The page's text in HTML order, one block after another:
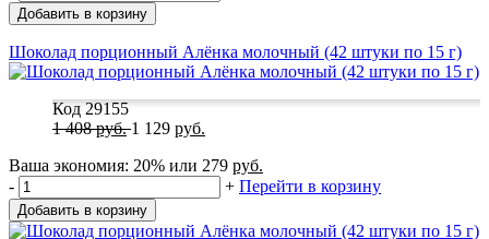
Добавить в корзину
Шоколад порционный Алёнка молочный (42 штуки по 15 г)
Код 29155
1 408руб. 1 129 руб.
Ваша экономия: 20% или 279 руб.
-
+ Перейти в корзину
Добавить в корзину